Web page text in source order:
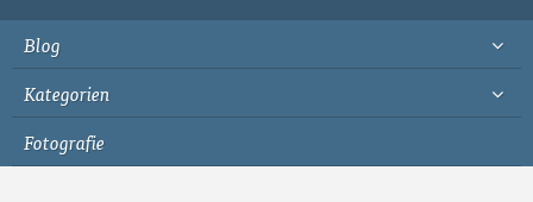
Blog
Kategorien
Fotografie